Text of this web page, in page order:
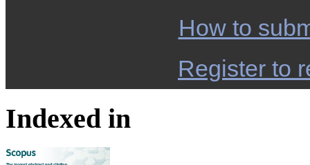
How to
Register to
Indexed in